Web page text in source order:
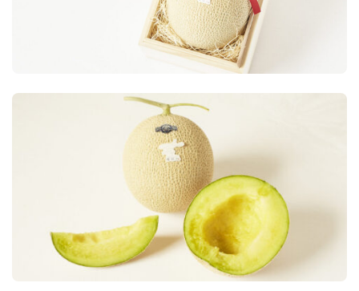
オンラインショップ
Tokyo Family Marche 有明店
Tokyo Family Marche 府中店